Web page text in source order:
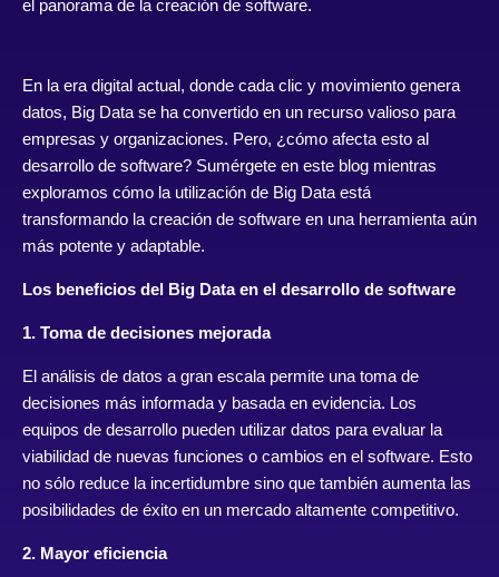
el panorama de la creación de software.
En la era digital actual, donde cada clic y movimiento genera
datos, Big Data se ha convertido en un recurso valioso para
empresas y organizaciones. Pero, ¿cómo afecta esto al
desarrollo de software? Sumérgete en este blog mientras
exploramos cómo la utilización de Big Data está
transformando la creación de software en una herramienta aún
más potente y adaptable.
Los beneficios del Big Data en el desarrollo de software
1. Toma de decisiones mejorada
El análisis de datos a gran escala permite una toma de
decisiones más informada y basada en evidencia. Los
equipos de desarrollo pueden utilizar datos para evaluar la
viabilidad de nuevas funciones o cambios en el software. Esto
no sólo reduce la incertidumbre sino que también aumenta las
posibilidades de éxito en un mercado altamente competitivo.
2. Mayor eficiencia